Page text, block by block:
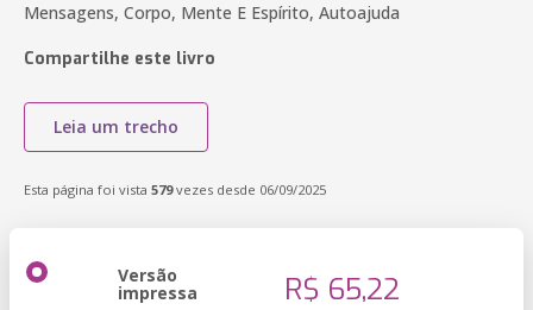
Mensagens, Corpo, Mente E Espírito, Autoajuda
Compartilhe este livro
Leia um trecho
Esta página foi vista 579vezes desde 06/09/2025
Versão
impressa R$ 65,22